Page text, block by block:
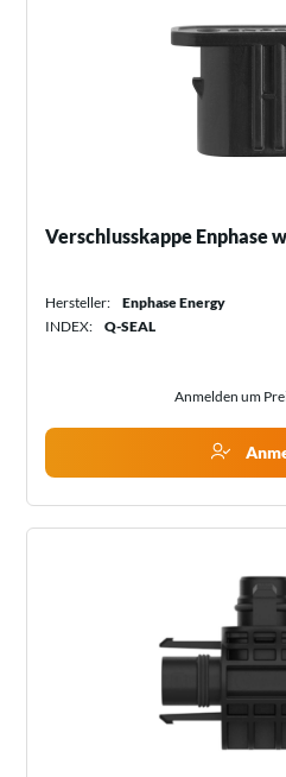
Verschlusskappe Enphase
Hersteller:
Enphase Energy
INDEX:
Q-SEAL
Anmelden um